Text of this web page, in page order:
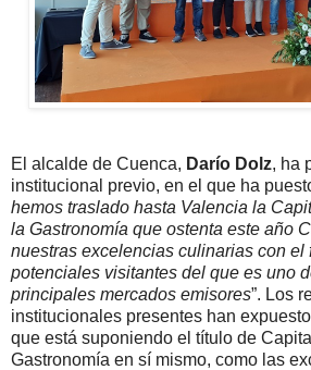
El alcalde de Cuenca, Darío Dolz, ha
institucional previo, en el que ha
hemos traslado hasta Valencia la
la Gastronomía que ostenta este año
nuestras excelencias culinarias con el
potenciales visitantes del que es uno
principales mercados emisores”. Los
institucionales presentes han
que está suponiendo el título de
Gastronomía en sí mismo, como las